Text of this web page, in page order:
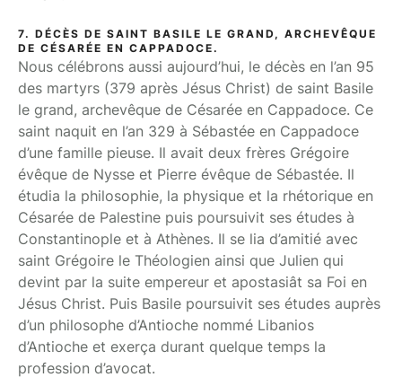
7. DÉCÈS DE SAINT BASILE LE GRAND, ARCHEVÊQUE
DE CÉSARÉE EN CAPPADOCE.
Nous célébrons aussi aujourd’hui, le décès en l’an 95
des martyrs (379 après Jésus Christ) de saint Basile
le grand, archevêque de Césarée en Cappadoce. Ce
saint naquit en l’an 329 à Sébastée en Cappadoce
d’une famille pieuse. Il avait deux frères Grégoire
évêque de Nysse et Pierre évêque de Sébastée. Il
étudia la philosophie, la physique et la rhétorique en
Césarée de Palestine puis poursuivit ses études à
Constantinople et à Athènes. Il se lia d’amitié avec
saint Grégoire le Théologien ainsi que Julien qui
devint par la suite empereur et apostasiât sa Foi en
Jésus Christ. Puis Basile poursuivit ses études auprès
d’un philosophe d’Antioche nommé Libanios
d’Antioche et exerça durant quelque temps la
profession d’avocat.